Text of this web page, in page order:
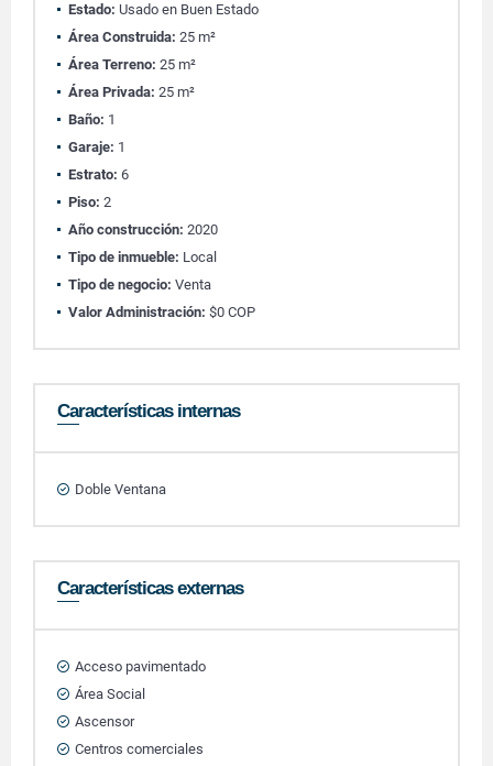
Estado: Usado en Buen Estado
Área Construida: 25 m²
Área Terreno: 25 m²
Área Privada: 25 m²
Baño: 1
Garaje: 1
Estrato: 6
Piso: 2
Año construcción: 2020
Tipo de inmueble: Local
Tipo de negocio: Venta
Valor Administración: $0 COP
Características internas
Doble Ventana
Características externas
Acceso pavimentado
Área Social
Ascensor
Centros comerciales